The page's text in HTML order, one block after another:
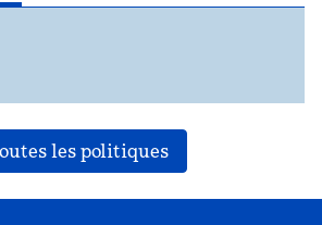
les politiques